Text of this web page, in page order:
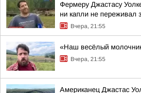
Фермеру Джастасу
ни капли не переживал
Вчера, 21:55
«Наш весёлый
Вчера, 21:55
Американец Джастас